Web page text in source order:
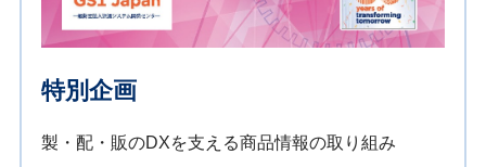
特別企画
製・配・販のDXを支える商品情報の取り組み